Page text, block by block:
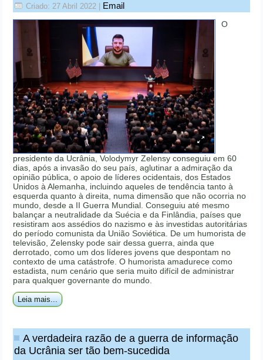
Criado: 27 Abril 2022 Email
O
presidente da Ucrânia, Volodymyr Zelensy conseguiu em 60
dias, após a invasão do seu país, aglutinar a admiração da
opinião pública, o apoio de líderes ocidentais, dos Estados
Unidos à Alemanha, incluindo aqueles de tendência tanto à
esquerda quanto à direita, numa dimensão que não ocorria no
mundo, desde a II Guerra Mundial. Conseguiu até mesmo
balançar a neutralidade da Suécia e da Finlândia, países que
resistiram aos assédios do nazismo e às investidas autoritárias
do período comunista da União Soviética. De um humorista de
televisão, Zelensky pode sair dessa guerra, ainda que
derrotado, como um dos líderes jovens que despontam no
contexto de uma catástrofe. O humorista amadurece como
estadista, num cenário que seria muito difícil de administrar
para qualquer governante do mundo.
Leia mais...
A verdadeira razão de a guerra de informação
da Ucrânia ser tão bem-sucedida